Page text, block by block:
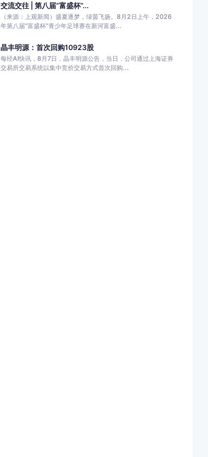
交流交往 | 第八届“富盛杯”...
（来源：上观新闻）盛夏逐梦，绿茵飞扬。8月2日上午，2026
年第八届“富盛杯”青少年足球赛在新河富盛...
晶丰明源：首次回购10923股
每经AI快讯，8月7日，晶丰明源公告，当日，公司通过上海证券
交易所交易系统以集中竞价交易方式首次回购...